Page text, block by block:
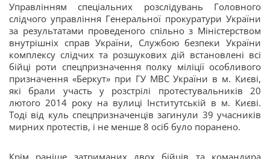
Управлінням спеціальних розслідувань Головного
слідчого управління Генеральної прокуратури України
за результатами проведеного спільно з Міністерством
внутрішніх справ України, Службою безпеки України
комплексу слідчих та розшукових дій встановлені всі
бійці роти спецпризначення полку міліції особливого
призначення «Беркут» при ГУ МВС України в м. Києві,
які брали участь у розстрілі протестувальників 20
лютого 2014 року на вулиці Інститутській в м. Києві.
Тоді від куль спецпризначенців загинули 39 учасників
мирних протестів, і не менше 8 осіб було поранено.
Крім раніше затриманих двох бійців та командира